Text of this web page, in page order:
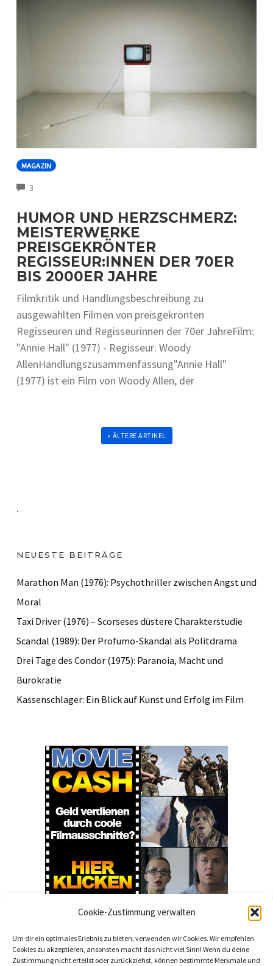
Cookie-Zustimmung verwalten
Um dir ein optimales Erlebnis zu bieten, verwenden wir Cookies. Wir empfehlen
Cookies zu akzeptieren, ansonsten macht das nicht viel Sinn! Wenn du deine
Zustimmung nicht erteilst oder zurückziehst, können bestimmte Merkmale und
MAGAZIN
3
HUMOR UND HERZSCHMERZ:
MEISTERWERKE
PREISGEKRÖNTER
REGISSEUR:INNEN DER 70ER
BIS 2000ER JAHRE
Filmkritik und Handlungsbeschreibung zu
ausgewählten Filmen von preisgekrönten
Regisseuren und Regisseurinnen der 70er JahreFilm:
"Annie Hall" (1977) - Regisseur: Woody
AllenHandlungszusammenfassung"Annie Hall"
(1977) ist ein Film von Woody Allen, der
« ÄLTERE ARTIKEL
.
NEUESTE BEITRÄGE
Marathon Man (1976): Psychothriller zwischen Angst und
Moral
Taxi Driver (1976) – Scorseses düstere Charakterstudie
Scandal (1989): Der Profumo-Skandal als Politdrama
Drei Tage des Condor (1975): Paranoia, Macht und
Bürokratie
Kassenschlager: Ein Blick auf Kunst und Erfolg im Film